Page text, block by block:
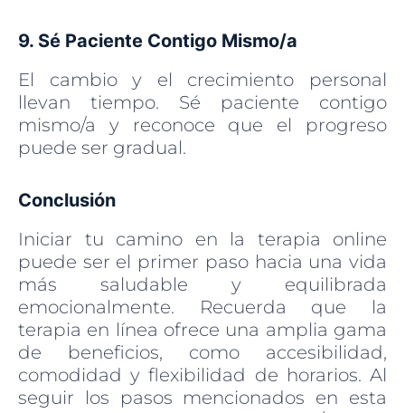
9. Sé Paciente Contigo Mismo/a
El cambio y el crecimiento personal
llevan tiempo. Sé paciente contigo
mismo/a y reconoce que el progreso
puede ser gradual.
Conclusión
Iniciar tu camino en la terapia online
puede ser el primer paso hacia una vida
más saludable y equilibrada
emocionalmente. Recuerda que la
terapia en línea ofrece una amplia gama
de beneficios, como accesibilidad,
comodidad y flexibilidad de horarios. Al
seguir los pasos mencionados en esta